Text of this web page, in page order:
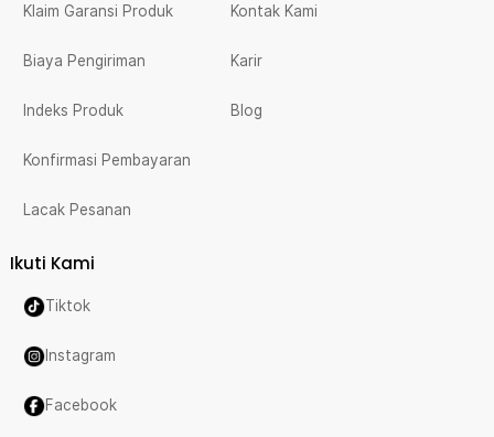
Klaim Garansi Produk
Biaya Pengiriman
Indeks Produk
Konfirmasi Pembayaran
Lacak Pesanan
Kontak Kami
Karir
Blog
Ikuti Kami
Tiktok
Instagram
Facebook